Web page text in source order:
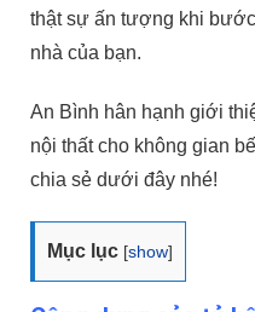
thật sự ấn tượng khi
nhà của bạn.
An Bình hân hạnh giới
nội thất cho không gian
chia sẻ dưới đây nhé!
Mục lục [show]